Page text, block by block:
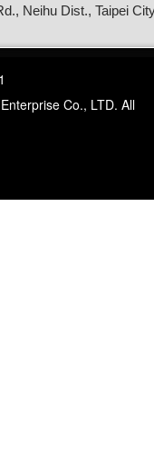
Neihu Dist., Taipei
Co., LTD. All